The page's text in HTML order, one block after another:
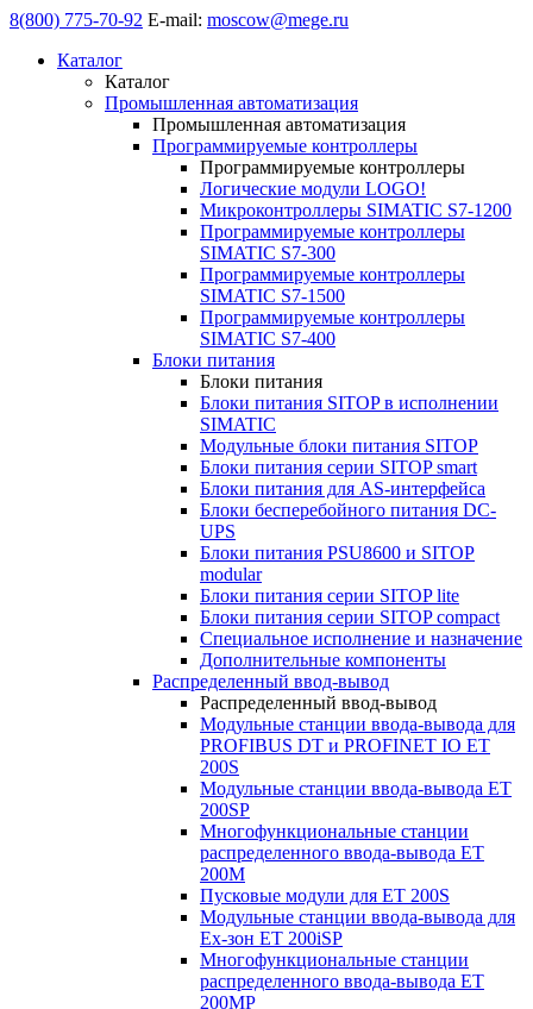
8(800) 775-70-92 E-mail: moscow@mege.ru
Каталог
Каталог
Промышленная автоматизация
Промышленная автоматизация
Программируемые контроллеры
Программируемые контроллеры
Логические модули LOGO!
Микроконтроллеры SIMATIC S7-1200
Программируемые контроллеры
SIMATIC S7-300
Программируемые контроллеры
SIMATIC S7-1500
Программируемые контроллеры
SIMATIC S7-400
Блоки питания
Блоки питания
Блоки питания SITOP в исполнении
SIMATIC
Модульные блоки питания SITOP
Блоки питания серии SITOP smart
Блоки питания для AS-интерфейса
Блоки бесперебойного питания DC-
UPS
Блоки питания PSU8600 и SITOP
modular
Блоки питания серии SITOP lite
Блоки питания серии SITOP compact
Специальное исполнение и назначение
Дополнительные компоненты
Распределенный ввод-вывод
Распределенный ввод-вывод
Модульные станции ввода-вывода для
PROFIBUS DT и PROFINET IO ET
200S
Модульные станции ввода-вывода ET
200SP
Многофункциональные станции
распределенного ввода-вывода ET
200M
Пусковые модули для ET 200S
Модульные станции ввода-вывода для
Ex-зон ET 200iSP
Многофункциональные станции
распределенного ввода-вывода ET
200MP